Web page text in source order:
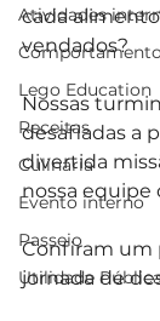
Atividades
Comportamento
Lego Education
Receitas
Culinária
Evento interno
Passeio
Utilidade
cada
vendados?
Nossas
desafiadas a
divertida
nossa equipe
Confiram um
jornada de